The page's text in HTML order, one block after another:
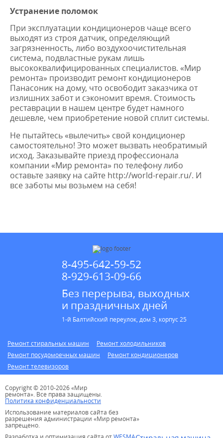
Устранение поломок
При эксплуатации кондиционеров чаще всего
выходят из строя датчик, определяющий
загрязненность, либо воздухоочистительная
система, подвластные рукам лишь
высококвалифицированных специалистов. «Мир
ремонта» производит ремонт кондиционеров
Панасоник на дому, что освободит заказчика от
излишних забот и сэкономит время. Стоимость
реставрации в нашем центре будет намного
дешевле, чем приобретение новой сплит системы.
Не пытайтесь «вылечить» свой кондиционер
самостоятельно! Это может вызвать необратимый
исход. Заказывайте приезд профессионала
компании «Мир ремонта» по телефону либо
оставьте заявку на сайте http://world-repair.ru/. И
все заботы мы возьмем на себя!
8-495-642-59-52
8-929-613-09-66
Без перерыва, выходных
и праздничных дней
1-й Балтийский переулок, дом 3, корпус 25
Ремонт стиральных машин
Ремонт холодильников
Ремонт посудомоечных машин
Ремонт кондиционеров
Ремонт телевизоров
Copyright © 2010-2026 «Мир
ремонта». Все права защищены.
Политика конфиденциальности
Использование материалов сайта без
разрешения администрации «Мир ремонта»
запрещено.